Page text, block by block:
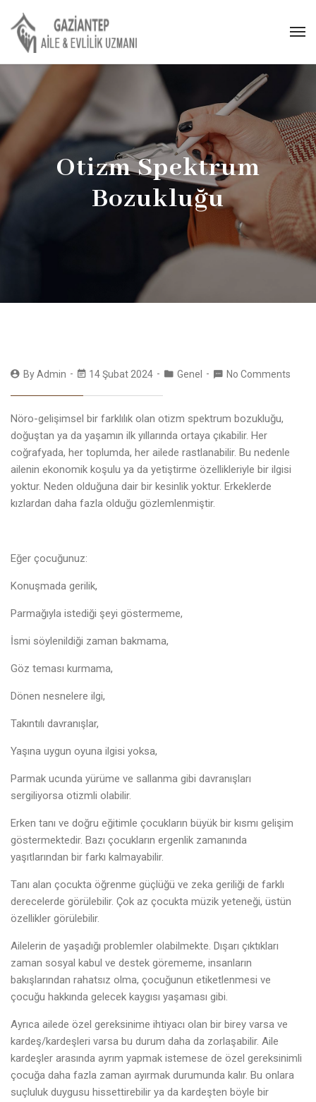
Otizm Spektrum
Bozukluğu
ByAdmin 14 Şubat 2024 Genel No Comments
Nöro-gelişimsel bir farklılık olan otizm spektrum bozukluğu,
doğuştan ya da yaşamın ilk yıllarında ortaya çıkabilir. Her
coğrafyada, her toplumda, her ailede rastlanabilir. Bu nedenle
ailenin ekonomik koşulu ya da yetiştirme özellikleriyle bir ilgisi
yoktur. Neden olduğuna dair bir kesinlik yoktur. Erkeklerde
kızlardan daha fazla olduğu gözlemlenmiştir.
Eğer çocuğunuz:
Konuşmada gerilik,
Parmağıyla istediği şeyi göstermeme,
İsmi söylenildiği zaman bakmama,
Göz teması kurmama,
Dönen nesnelere ilgi,
Takıntılı davranışlar,
Yaşına uygun oyuna ilgisi yoksa,
Parmak ucunda yürüme ve sallanma gibi davranışları
sergiliyorsa otizmli olabilir.
Erken tanı ve doğru eğitimle çocukların büyük bir kısmı gelişim
göstermektedir. Bazı çocukların ergenlik zamanında
yaşıtlarından bir farkı kalmayabilir.
Tanı alan çocukta öğrenme güçlüğü ve zeka geriliği de farklı
derecelerde görülebilir. Çok az çocukta müzik yeteneği, üstün
özellikler görülebilir.
Ailelerin de yaşadığı problemler olabilmekte. Dışarı çıktıkları
zaman sosyal kabul ve destek görememe, insanların
bakışlarından rahatsız olma, çocuğunun etiketlenmesi ve
çocuğu hakkında gelecek kaygısı yaşaması gibi.
Ayrıca ailede özel gereksinime ihtiyacı olan bir birey varsa ve
kardeş/kardeşleri varsa bu durum daha da zorlaşabilir. Aile
kardeşler arasında ayrım yapmak istemese de özel gereksinimli
çocuğa daha fazla zaman ayırmak durumunda kalır. Bu onlara
suçluluk duygusu hissettirebilir ya da kardeşten böyle bir